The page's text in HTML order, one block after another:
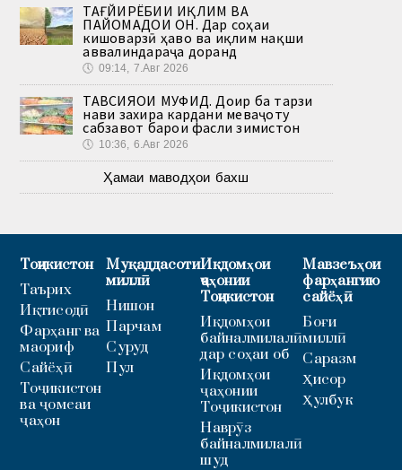
ТАҒЙИРЁБИИ ИҚЛИМ ВА
ПАЙОМАДҲОИ ОН. Дар соҳаи
кишоварзӣ ҳаво ва иқлим нақши
аввалиндараҷа доранд
🕔 09:14, 7.Авг 2026
ТАВСИЯҲОИ МУФИД. Доир ба тарзи
нави захира кардани меваҷоту
сабзавот барои фасли зимистон
🕔 10:36, 6.Авг 2026
Ҳамаи маводҳои бахш
Тоҷикистон
Таърих
Иқтисодӣ
Фарҳанг ва
маориф
Сайёҳӣ
Тоҷикистон
ва ҷомеаи
ҷаҳон
Муқаддасоти
миллӣ
Нишон
Парчам
Суруд
Пул
Иқдомҳои
ҷаҳонии
Тоҷикистон
Иқдомҳои
байналмилалӣ
дар соҳаи об
Иқдомҳои
ҷаҳонии
Тоҷикистон
Наврӯз
байналмилалӣ
шуд
Мавзеъҳои
фарҳангию
сайёҳӣ
Боғи
миллӣ
Саразм
Ҳисор
Ҳулбук